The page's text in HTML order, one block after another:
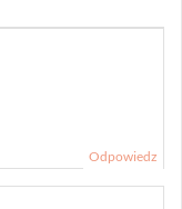
Odpowiedz